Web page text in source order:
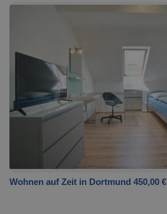
Wohnen auf Zeit in Dortmund 450,00 €